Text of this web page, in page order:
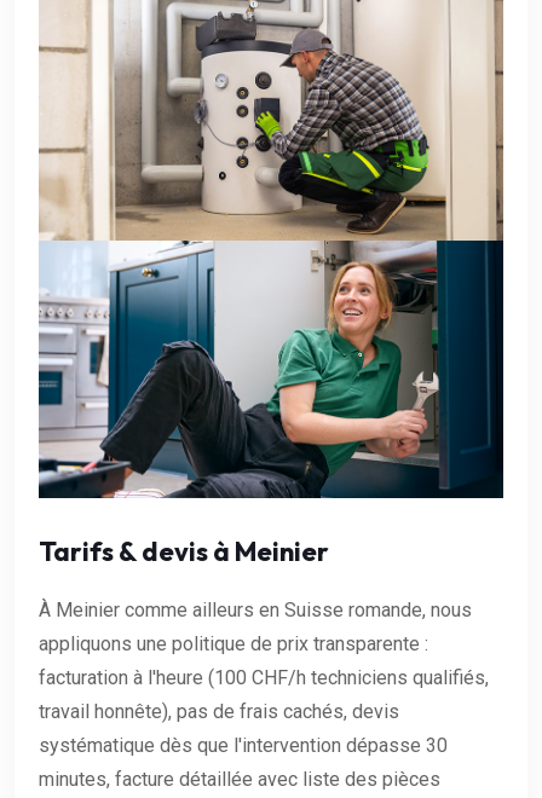
Tarifs & devis à Meinier
À Meinier comme ailleurs en Suisse romande, nous
appliquons une politique de prix transparente :
facturation à l'heure (100 CHF/h techniciens qualifiés,
travail honnête), pas de frais cachés, devis
systématique dès que l'intervention dépasse 30
minutes, facture détaillée avec liste des pièces